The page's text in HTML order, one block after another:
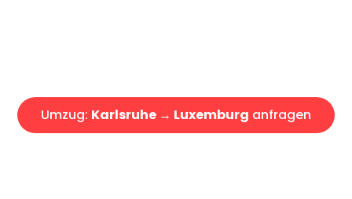
Umzug: Karlsruhe → Luxemburg anfragen